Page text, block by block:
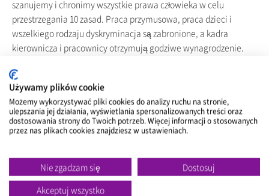
szanujemy i chronimy wszystkie prawa człowieka w celu
przestrzegania 10 zasad. Praca przymusowa, praca dzieci i
wszelkiego rodzaju dyskryminacja są zabronione, a kadra
kierownicza i pracownicy otrzymują godziwe wynagrodzenie.
wodę) oraz prawa (zakaz przymusowej eksmisji, niszczenia itp.)
lokalnych mieszkańców. Ponadto podejmowane są
odpowiednie środki kontroli w celu zapobiegania naruszeniom
między pracownikami a partnerami wewnętrznymi (zarządzanie
obiektem, ochrona, dozorca itp.).
Odpowiedzialność partnera
Używamy plików cookie
Możemy wykorzystywać pliki cookies do analizy ruchu na stronie,
ulepszania jej działania, wyświetlania spersonalizowanych treści oraz
dostosowania strony do Twoich potrzeb. Więcej informacji o stosowanych
przez nas plikach cookies znajdziesz w ustawieniach.
Nie zgadzam się
Dostosuj
Akceptuj wszystko